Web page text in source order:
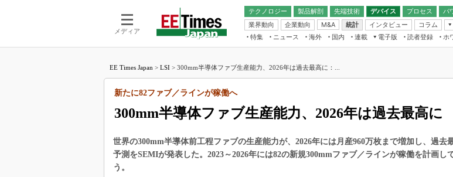
メディア
テクノロジー 製品解剖
先端技術
電池／エネルギー
デバイス
アナログ
マイコン
プロセス パ
無線
業界動向
企業動向 M&A 統計 インタビュー コラム
フィジカルAI
読者調査（EE Times Research）
特集 ニュース 海外 国内
連載
福田昭のデバイス通信
大山聡の業界スコープ
リタイア直前エンジニアの社会人大
学漂流記
電子版
電子ブックレット
読者登録 ホ
EE Times Japan > LSI > 300mm半導体ファブ生産能力、2026年は過去最高に：...
300mm半導体ファブ生産能力、2026年は過去最高に
新たに82ファブ／ラインが稼働へ
世界の300mm半導体前工程ファブの生産能力が、2026年には月産960万枚まで増加し、過去
予測をSEMIが発表した。2023～2026年には82の新規300mmファブ／ラインが稼働を計画し
う。